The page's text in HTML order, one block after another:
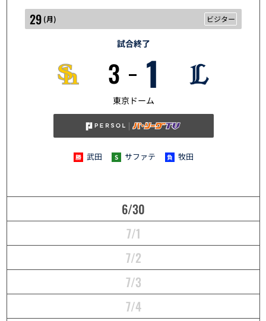
6/29
29 (月) ビジター
試合終了
3 1
東京ドーム
武田 サファテ 牧田
6/30
7/1
7/2
7/3
7/4